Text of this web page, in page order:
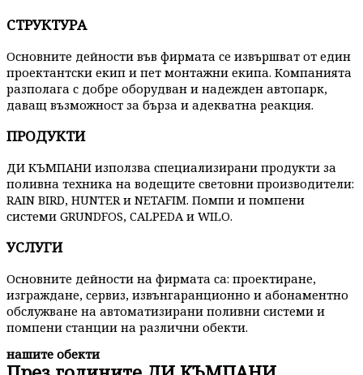
СТРУКТУРА
Основните дейности във фирмата се извършват от един
проектантски екип и пет монтажни екипа. Компанията
разполага с добре оборудван и надежден автопарк,
даващ възможност за бърза и адекватна реакция.
ПРОДУКТИ
ДИ КЪМПАНИ използва специализирани продукти за
поливна техника на водещите световни производители:
RAIN BIRD, HUNTER и NETAFIM. Помпи и помпени
системи GRUNDFOS, CALPEDA и WILO.
УСЛУГИ
Основните дейности на фирмата са: проектиране,
изграждане, сервиз, извънгаранционно и абонаментно
обслужване на автоматизирани поливни системи и
помпени станции на различни обекти.
нашите обекти